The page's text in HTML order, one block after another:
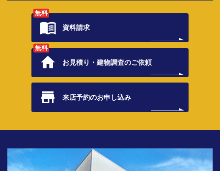
無料
資料請求
無料
お見積り・建物調査のご依頼
来店予約のお申し込み